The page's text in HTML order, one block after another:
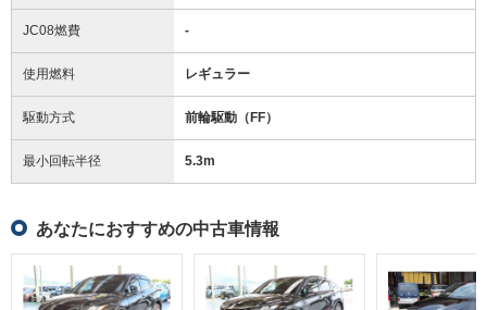
JC08燃費 -
使用燃料 レギュラー
駆動方式 前輪駆動（FF）
最小回転半径 5.3m
あなたにおすすめの中古車情報